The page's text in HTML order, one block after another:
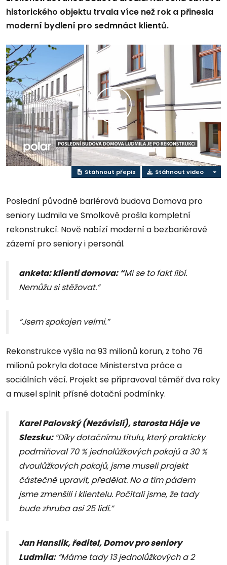
historického objektu trvala více než rok a přinesla
moderní bydlení pro sedmnáct klientů.
Přehrát
video
Stáhnout přepis Stáhnout video
Poslední původně bariérová budova Domova pro
seniory Ludmila ve Smolkově prošla kompletní
rekonstrukcí. Nově nabízí moderní a bezbariérové
zázemí pro seniory i personál.
anketa: klienti domova: “Mi se to fakt líbí.
Nemůžu si stěžovat.”
“Jsem spokojen velmi.”
Rekonstrukce vyšla na 93 milionů korun, z toho 76
milionů pokryla dotace Ministerstva práce a
sociálních věcí. Projekt se připravoval téměř dva roky
a musel splnit přísné dotační podmínky.
Karel Palovský (Nezávislí), starosta Háje ve
Slezsku:“Díky dotačnímu titulu, který prakticky
podmiňoval 70 % jednolůžkových pokojů a 30 %
dvoulůžkových pokojů, jsme museli projekt
částečně upravit, předělat. No a tím pádem
jsme zmenšili i klientelu. Počítali jsme, že tady
bude zhruba asi 25 lidí.”
Jan Hanslik, ředitel, Domov pro seniory
Ludmila:“Máme tady 13 jednolůžkových a 2